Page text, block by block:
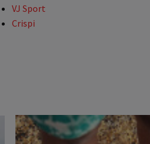
VJ Sport
Crispi